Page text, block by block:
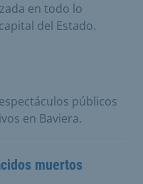
en todo lo
del Estado.
públicos
en Baviera.
muertos